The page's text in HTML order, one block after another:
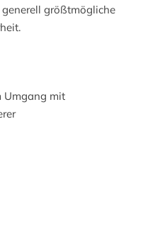
größtmögliche
Umgang mit